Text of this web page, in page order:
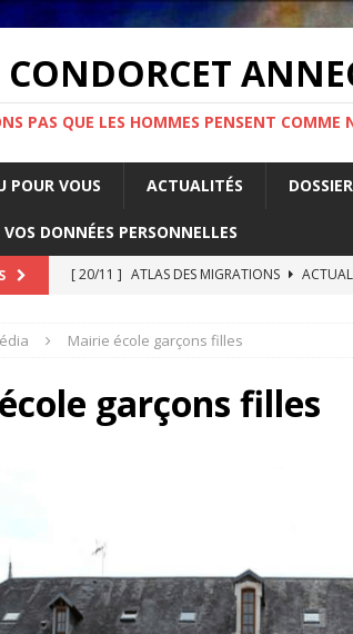
CONDORCET
PAS QUE LES HOMMES PENSENT COMME
POUR VOUS ACTUALITÉS
DONNÉES PERSONNELLES
[ 20/11 ] ATLAS DES MIGRATIONS
rapport d’Amnesty France.
PARLONS IMMIGRATION !
ACTUALITÉS
Mairie école garçons filles
garçons filles